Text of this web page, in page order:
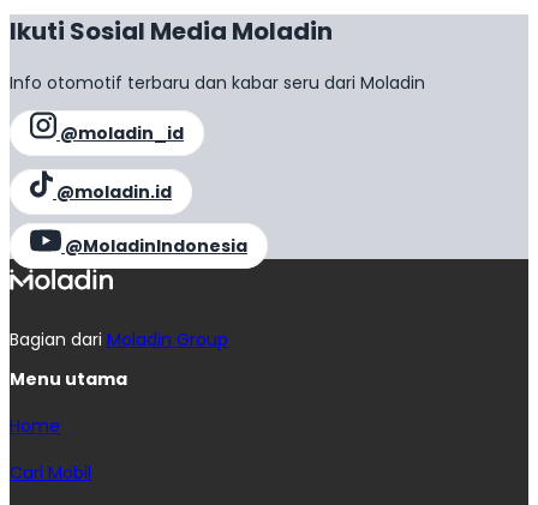
Ikuti Sosial Media Moladin
Info otomotif terbaru dan kabar seru dari Moladin
@moladin_id
@moladin.id
@MoladinIndonesia
Bagian dari Moladin Group
Menu utama
Home
Cari Mobil